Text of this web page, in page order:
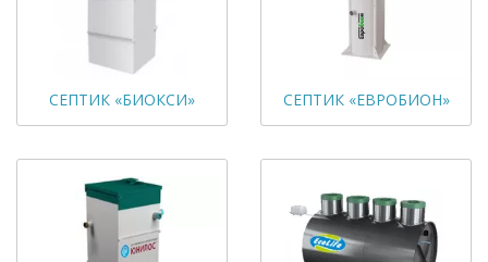
СЕПТИК «БИОКСИ» СЕПТИК «ЕВРОБИОН»